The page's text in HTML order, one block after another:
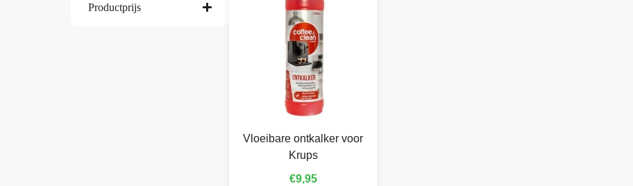
Productprijs
Vloeibare ontkalker voor
Krups
€9,95